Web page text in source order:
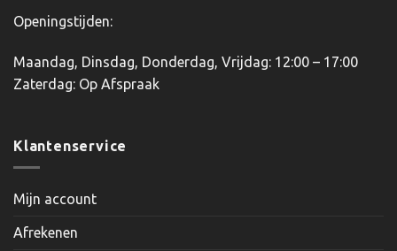
Openingstijden:
Maandag, Dinsdag, Donderdag, Vrijdag: 12:00 – 17:00
Zaterdag: Op Afspraak
Klantenservice
Mijn account
Afrekenen